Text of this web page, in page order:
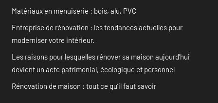
Matériaux en menuiserie : bois, alu, PVC
Entreprise de rénovation : les tendances actuelles pour
moderniser votre intérieur.
Les raisons pour lesquelles rénover sa maison aujourd’hui
devient un acte patrimonial, écologique et personnel
Rénovation de maison : tout ce qu’il faut savoir